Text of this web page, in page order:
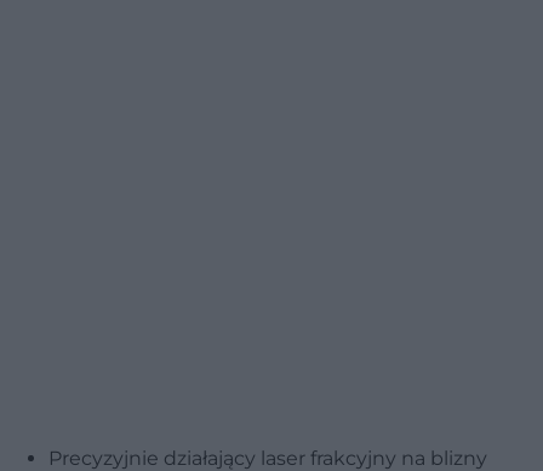
Precyzyjnie działający laser frakcyjny na blizny